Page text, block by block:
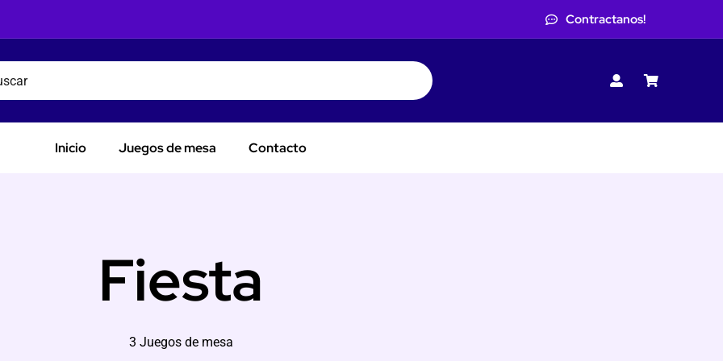
Contractanos!
Inicio Juegos de mesa Contacto
Fiesta
3 Juegos de mesa